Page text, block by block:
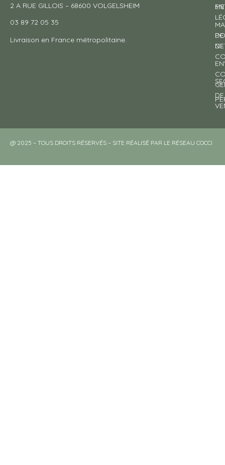
2 A RUE GILLOIS – 68600 VOLGELSHEIM
03 89 72 05 35
Livraison en France métropolitaine.
DE
DE
DE
@ 2025 – TOUS DROITS RÉSERVÉS – SITE RÉALISÉ PAR LE RÉSEAU COCCI